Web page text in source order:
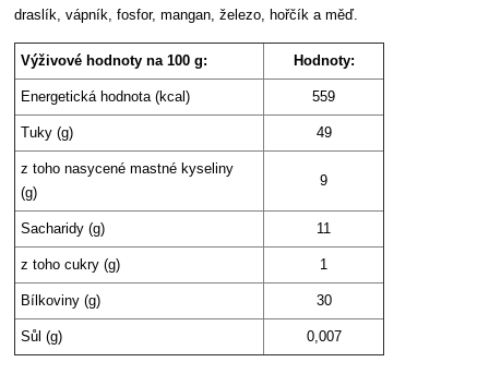
draslík, vápník, fosfor, mangan, železo, hořčík a měď.
Výživové hodnoty na 100 g: Hodnoty:
Energetická hodnota (kcal) 559
Tuky (g) 49
z toho nasycené mastné kyseliny
(g)
9
Sacharidy (g) 11
z toho cukry (g) 1
Bílkoviny (g) 30
Sůl (g) 0,007